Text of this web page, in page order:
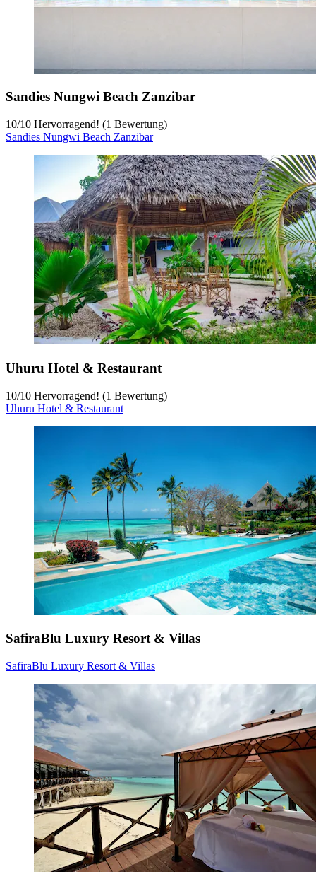
Sandies Nungwi Beach Zanzibar
10/10 Hervorragend! (1 Bewertung)
Sandies Nungwi Beach Zanzibar
Uhuru Hotel & Restaurant
10/10 Hervorragend! (1 Bewertung)
Uhuru Hotel & Restaurant
SafiraBlu Luxury Resort & Villas
SafiraBlu Luxury Resort & Villas